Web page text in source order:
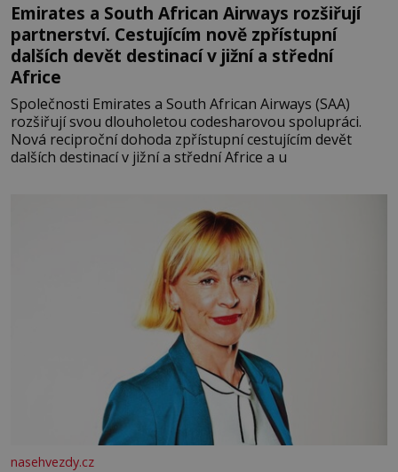
Emirates a South African Airways rozšiřují
partnerství. Cestujícím nově zpřístupní
dalších devět destinací v jižní a střední
Africe
Společnosti Emirates a South African Airways (SAA)
rozšiřují svou dlouholetou codesharovou spolupráci.
Nová reciproční dohoda zpřístupní cestujícím devět
dalších destinací v jižní a střední Africe a u
nasehvezdy.cz